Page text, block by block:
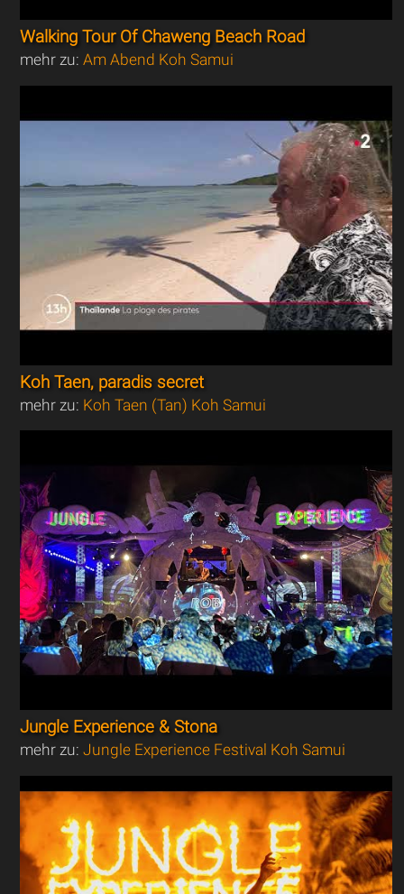
Walking Tour Of Chaweng Beach Road
mehr zu:Am Abend Koh Samui
Koh Taen, paradis secret
mehr zu: Koh Taen (Tan) Koh Samui
Jungle Experience & Stona
mehr zu:Jungle Experience Festival Koh Samui